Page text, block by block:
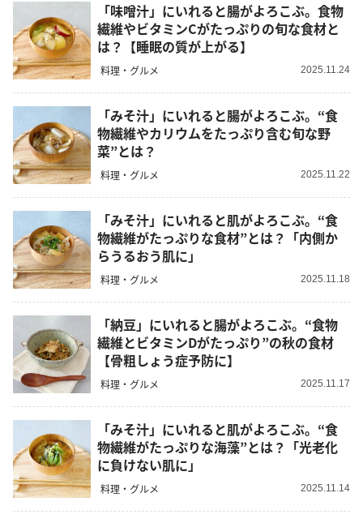
「味噌汁」にいれると腸がよろこぶ。食物
繊維やビタミンCがたっぷりの旬な食材と
は？【睡眠の質が上がる】
料理・グルメ 2025.11.24
「みそ汁」にいれると腸がよろこぶ。“食
物繊維やカリウムをたっぷり含む旬な野
菜”とは？
料理・グルメ 2025.11.22
「みそ汁」にいれると肌がよろこぶ。“食
物繊維がたっぷりな食材”とは？「内側か
らうるおう肌に」
料理・グルメ 2025.11.18
「納豆」にいれると腸がよろこぶ。“食物
繊維とビタミンDがたっぷり”の秋の食材
【骨粗しょう症予防に】
料理・グルメ 2025.11.17
「みそ汁」にいれると肌がよろこぶ。“食
物繊維がたっぷりな海藻”とは？「光老化
に負けない肌に」
料理・グルメ 2025.11.14